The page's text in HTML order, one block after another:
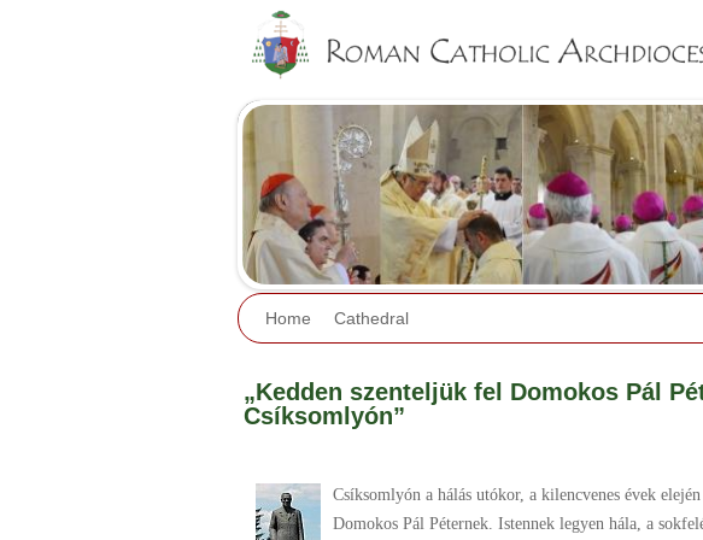
Home Cathedral
„Kedden szenteljük fel Domokos Pál
Csíksomlyón”
Csíksomlyón a hálás utókor, a kilencvenes évek
Domokos Pál Péternek. Istennek legyen hála, a